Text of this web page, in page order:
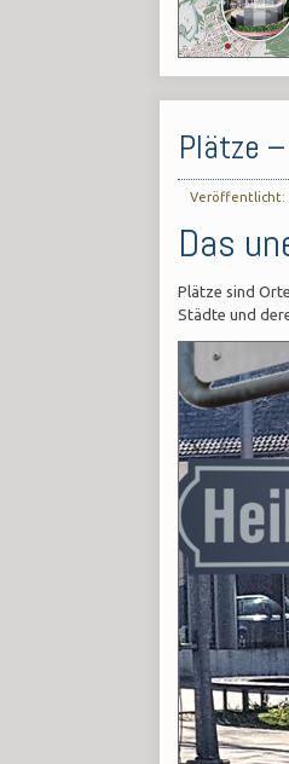
Plätze
Veröffentlicht:
Das
Plätze sind
Städte und